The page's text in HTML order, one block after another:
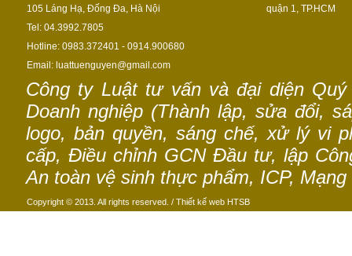
105 Láng Hạ, Đống Đa, Hà Nội
Tel: 04.3992.7805
Hotline: 0983.372401 - 0914.900680
Email: luattuenguyen@gmail.com
quận 1, TP.HCM
Công ty Luật tư vấn và đại diện
Doanh nghiệp (Thành lập, sửa đổi,
logo, bản quyền, sáng chế, xử lý vi
cấp, Điều chỉnh GCN Đầu tư, lập
An toàn vệ sinh thực phẩm, ICP,
Copyright © 2013. All rights reserved. / Thiết kế web HTSB